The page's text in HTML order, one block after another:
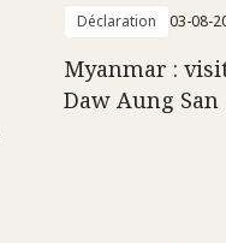
Déclaration 03-08-
Myanmar :
Daw Aung San